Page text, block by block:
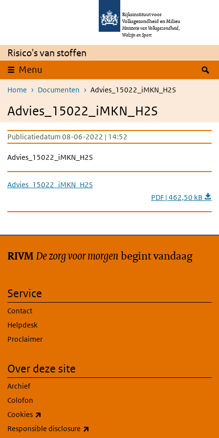
Overslaan en naar de inhoud gaan
Rijksinstituut voor
Volksgezondheid en Milieu
Ministerie van Volksgezondheid,
Welzijn en Sport
Risico's van stoffen
Menu
Home Documenten Advies_15022_iMKN_H2S
Advies_15022_iMKN_H2S
Publicatiedatum 08-06-2022 | 14:52
Advies_15022_iMKN_H2S
Advies_15022_iMKN_H2S
PDF | 462,50 kB
RIVMDe zorg voor morgen begint vandaag
Service
Contact
Helpdesk
Proclaimer
Over deze site
Archief
Colofon
Cookies
Responsible disclosure